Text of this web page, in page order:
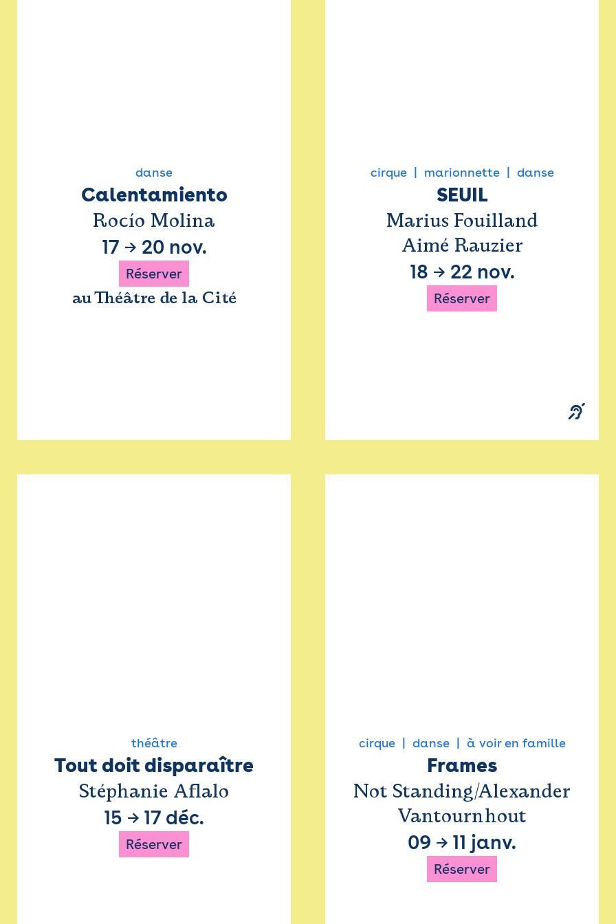
danse
Calentamiento
Rocío Molina
17 → 20 nov.
Réserver
au Théâtre de la Cité
cirque marionnette danse
SEUIL
Marius Fouilland
Aimé Rauzier
18 → 22 nov.
Réserver
théâtre
Tout doit disparaître
Stéphanie Aflalo
15 → 17 déc.
Réserver
cirque danse à voir en famille
Frames
Not Standing/Alexander
Vantournhout
09 → 11 janv.
Réserver